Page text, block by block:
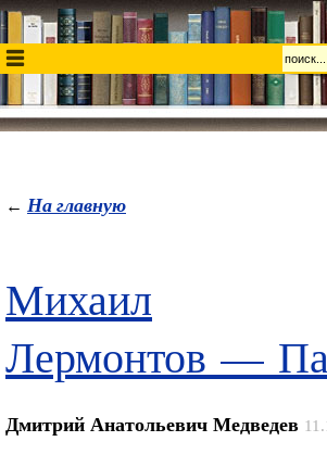
← На главную
Михаил
Лермонтов —
Дмитрий Анатольевич Медведев